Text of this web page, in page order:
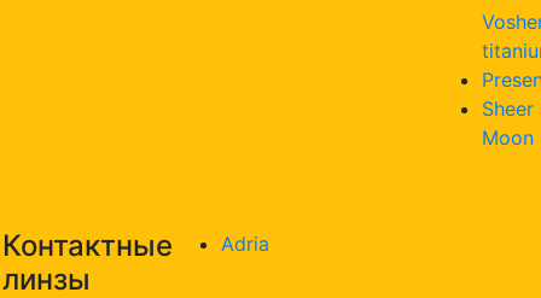
Sheer
Moon
Контактные
линзы
Adria